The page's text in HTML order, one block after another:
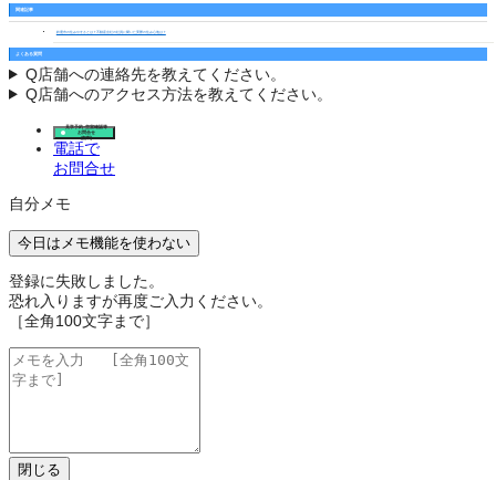
関連記事
鈴鹿市の住みやすさとは？不動産会社の社員に聞いた実際の住み心地は？
よくある質問
Q店舗への連絡先を教えてください。
Q店舗へのアクセス方法を教えてください。
見学予約･空室確認等
お問合せ
(無料)
電話で
お問合せ
自分メモ
今日はメモ機能を使わない
登録に失敗しました。
恐れ入りますが再度ご入力ください。
［全角100文字まで］
閉じる